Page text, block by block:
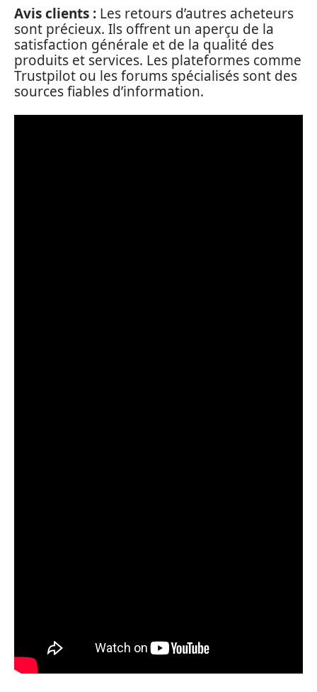
Avis clients : Les retours d’autres acheteurs
sont précieux. Ils offrent un aperçu de la
satisfaction générale et de la qualité des
produits et services. Les plateformes comme
Trustpilot ou les forums spécialisés sont des
sources fiables d’information.